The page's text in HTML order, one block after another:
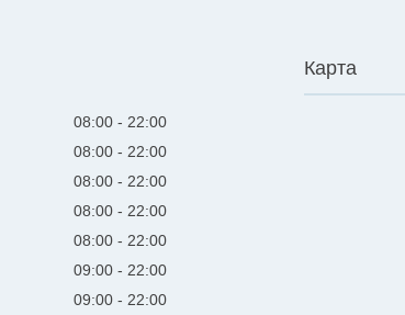
08:00
22:00
08:00
22:00
08:00
22:00
08:00
22:00
08:00
22:00
09:00
22:00
09:00 22:00
Карта